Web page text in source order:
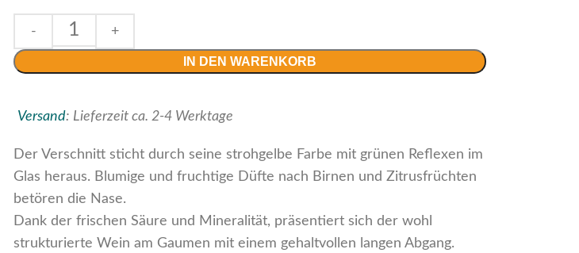
IN DEN WARENKORB
Versand: Lieferzeit ca. 2-4 Werktage
Der Verschnitt sticht durch seine strohgelbe Farbe mit grünen Reflexen im
Glas heraus. Blumige und fruchtige Düfte nach Birnen und Zitrusfrüchten
betören die Nase.
Dank der frischen Säure und Mineralität, präsentiert sich der wohl
strukturierte Wein am Gaumen mit einem gehaltvollen langen Abgang.